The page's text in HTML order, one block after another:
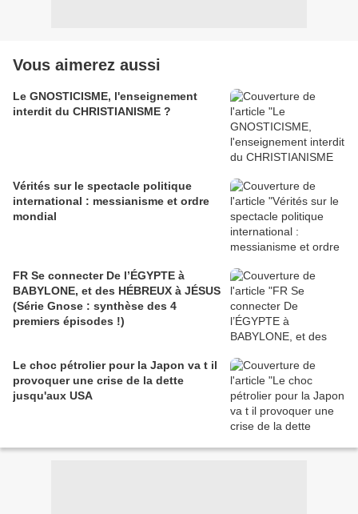
Vous aimerez aussi
Le GNOSTICISME, l'enseignement
interdit du CHRISTIANISME ?
Vérités sur le spectacle politique
international : messianisme et ordre
mondial
FR Se connecter De l’ÉGYPTE à
BABYLONE, et des HÉBREUX à JÉSUS
(Série Gnose : synthèse des 4
premiers épisodes !)
Le choc pétrolier pour la Japon va t il
provoquer une crise de la dette
jusqu'aux USA